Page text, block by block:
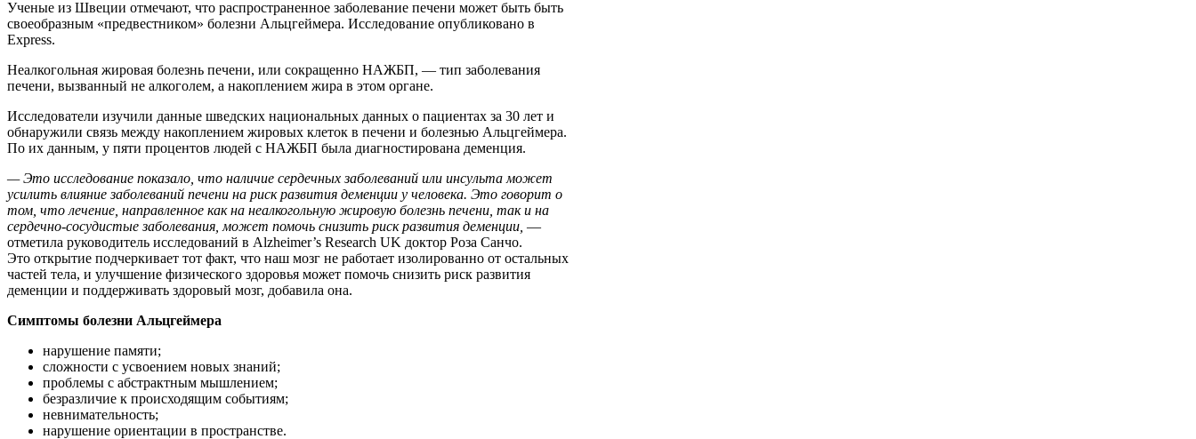
Ученые из Швеции отмечают, что распространенное заболевание печени может быть быть
своеобразным «предвестником» болезни Альцгеймера. Исследование опубликовано в
Express.
Неалкогольная жировая болезнь печени, или сокращенно НАЖБП, — тип заболевания
печени, вызванный не алкоголем, а накоплением жира в этом органе.
Исследователи изучили данные шведских национальных данных о пациентах за 30 лет и
обнаружили связь между накоплением жировых клеток в печени и болезнью Альцгеймера.
По их данным, у пяти процентов людей с НАЖБП была диагностирована деменция.
— Это исследование показало, что наличие сердечных заболеваний или инсульта может
усилить влияние заболеваний печени на риск развития деменции у человека. Это говорит о
том, что лечение, направленное как на неалкогольную жировую болезнь печени, так и на
сердечно-сосудистые заболевания, может помочь снизить риск развития деменции, —
отметила руководитель исследований в Alzheimer’s Research UK доктор Роза Санчо.
Это открытие подчеркивает тот факт, что наш мозг не работает изолированно от остальных
частей тела, и улучшение физического здоровья может помочь снизить риск развития
деменции и поддерживать здоровый мозг, добавила она.
Симптомы болезни Альцгеймера
нарушение памяти;
сложности с усвоением новых знаний;
проблемы с абстрактным мышлением;
безразличие к происходящим событиям;
невнимательность;
нарушение ориентации в пространстве.